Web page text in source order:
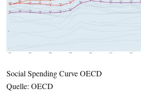
Social Spending Curve OECD
Quelle: OECD